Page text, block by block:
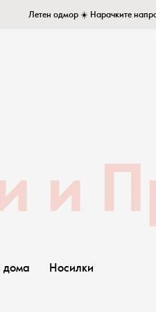
Летен одмор ☀️ Нарачките
и
дома Носилки